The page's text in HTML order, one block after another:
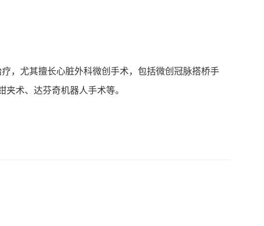
，尤其擅长心脏外科微创手术，包括微创冠脉搭桥手
术、达芬奇机器人手术等。